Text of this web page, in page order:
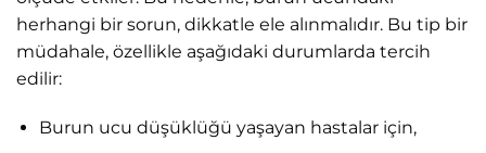
herhangi bir sorun, dikkatle ele alınmalıdır. Bu tip bir
müdahale, özellikle aşağıdaki durumlarda tercih
edilir:
Burun ucu düşüklüğü yaşayan hastalar için,